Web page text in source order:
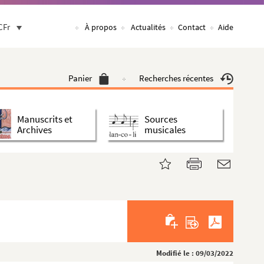
À propos Actualités Contact Aide
Panier Recherches récentes
Manuscrits et
Archives
Sources
musicales
Modifié le : 09/03/2022